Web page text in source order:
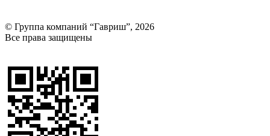
© Группа компаний “Гавриш”, 2026
Все права защищены